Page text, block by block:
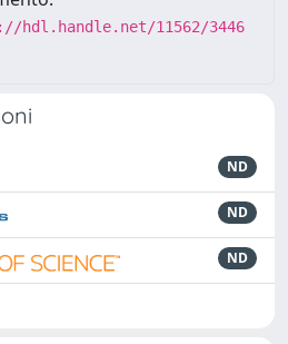
hdl.handle.net/11562/3446
ND
ND
ND